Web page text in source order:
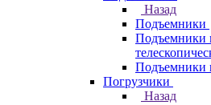
Назад
Подъемники
Подъемники
Подъемники
Погрузчики
Назад